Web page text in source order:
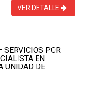
VER DETALLE
POR
EN
UNIDAD DE